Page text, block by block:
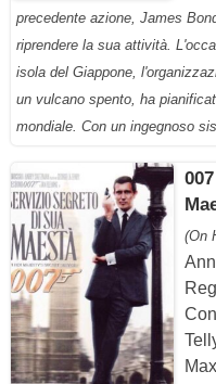
precedente azione, James
riprendere la sua attività.
isola del Giappone,
un vulcano spento, ha
mondiale. Con un ingegnoso
(On